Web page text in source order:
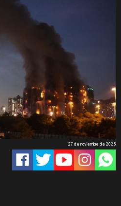
27 de noviembre de 2025